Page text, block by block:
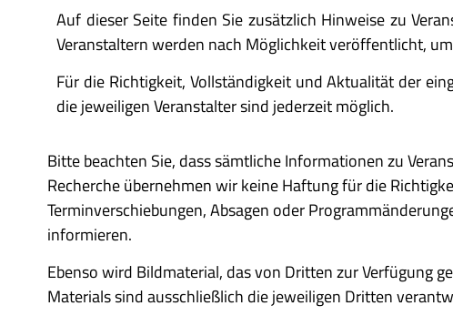
Auf dieser Seite finden Sie zusätzlich Hinweise zu
Veranstaltern werden nach Möglichkeit veröffentlicht,
Für die Richtigkeit, Vollständigkeit und Aktualität der
die jeweiligen Veranstalter sind jederzeit möglich.
Bitte beachten Sie, dass sämtliche Informationen zu
Recherche übernehmen wir keine Haftung für die
Terminverschiebungen, Absagen oder
informieren.
Ebenso wird Bildmaterial, das von Dritten zur Verfügung
Materials sind ausschließlich die jeweiligen Dritten